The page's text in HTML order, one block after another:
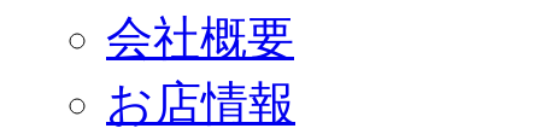
会社概要
お店情報